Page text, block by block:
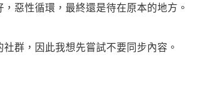
惡性循環，最終還是待在原本的地方。
群，因此我想先嘗試不要同步內容。